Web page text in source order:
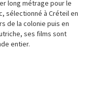
long métrage pour le
sélectionné à Créteil en
de la colonie puis en
ses films sont
entier.